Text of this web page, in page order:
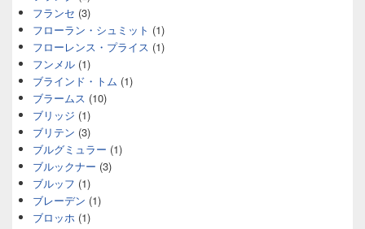
フランセ (3)
フローラン・シュミット (1)
フローレンス・プライス (1)
フンメル (1)
ブラインド・トム (1)
ブラームス (10)
ブリッジ (1)
ブリテン (3)
ブルグミュラー (1)
ブルックナー (3)
ブルッフ (1)
ブレーデン (1)
ブロッホ (1)